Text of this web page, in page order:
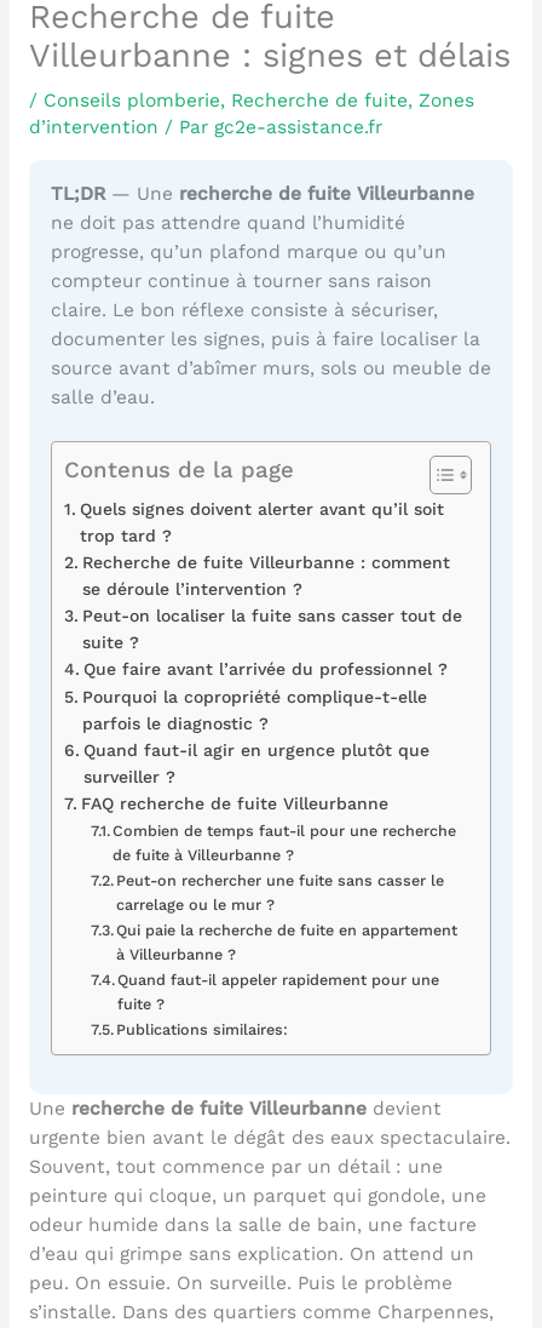
Recherche de fuite
Villeurbanne : signes et délais
/ Conseils plomberie, Recherche de fuite, Zones
d’intervention / Par gc2e-assistance.fr
TL;DR— Une recherche de fuite Villeurbanne
ne doit pas attendre quand l’humidité
progresse, qu’un plafond marque ou qu’un
compteur continue à tourner sans raison
claire. Le bon réflexe consiste à sécuriser,
documenter les signes, puis à faire localiser la
source avant d’abîmer murs, sols ou meuble de
salle d’eau.
Contenus de la page
Quels signes doivent alerter avant qu’il soit
trop tard ?
Recherche de fuite Villeurbanne : comment
se déroule l’intervention ?
Peut-on localiser la fuite sans casser tout de
suite ?
Que faire avant l’arrivée du professionnel ?
Pourquoi la copropriété complique-t-elle
parfois le diagnostic ?
Quand faut-il agir en urgence plutôt que
surveiller ?
FAQ recherche de fuite Villeurbanne
Combien de temps faut-il pour une recherche
de fuite à Villeurbanne ?
Peut-on rechercher une fuite sans casser le
carrelage ou le mur ?
Qui paie la recherche de fuite en appartement
à Villeurbanne ?
Quand faut-il appeler rapidement pour une
fuite ?
Publications similaires:
Une recherche de fuite Villeurbannedevient
urgente bien avant le dégât des eaux spectaculaire.
Souvent, tout commence par un détail : une
peinture qui cloque, un parquet qui gondole, une
odeur humide dans la salle de bain, une facture
d’eau qui grimpe sans explication. On attend un
peu. On essuie. On surveille. Puis le problème
s’installe. Dans des quartiers comme Charpennes,